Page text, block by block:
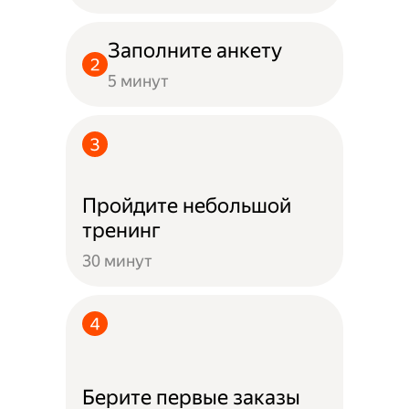
Заполните анкету
5 минут
Пройдите небольшой
тренинг
30 минут
Берите первые заказы